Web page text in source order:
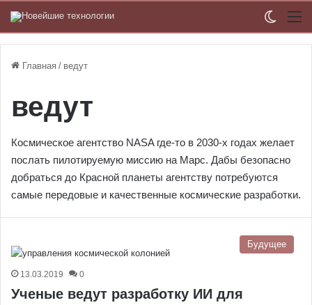
Главная / ведут
ведут
Космическое агентство NASA где-то в 2030-х годах желает
послать пилотируемую миссию на Марс. Дабы безопасно
добраться до Красной планеты агентству потребуются
самые передовые и качественные космические разработки.
Будущее
13.03.2019 0
Ученые ведут разработку ИИ для